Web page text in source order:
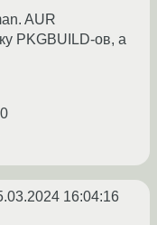
AUR
PKGBUILD-ов, а
16:04:16